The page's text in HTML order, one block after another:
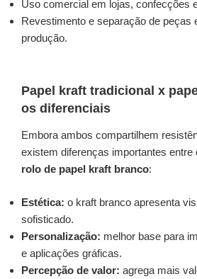
Uso comercial em lojas, confecções
Revestimento e separação de peças
produção.
Papel kraft tradicional x
os diferenciais
Embora ambos compartilhem
existem diferenças importantes entre
rolo de papel kraft branco:
Estética: o kraft branco apresenta
sofisticado.
Personalização: melhor base para
e aplicações gráficas.
Percepção de valor: agrega mais